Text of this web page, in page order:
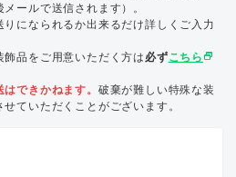
ールで送信されます）。
になられるか出来るだけ詳しくご入力
品をご用意いただく方は 必ずこちら select_window
できかねます。 破棄が難しい特殊な装
ていただくことがございます。